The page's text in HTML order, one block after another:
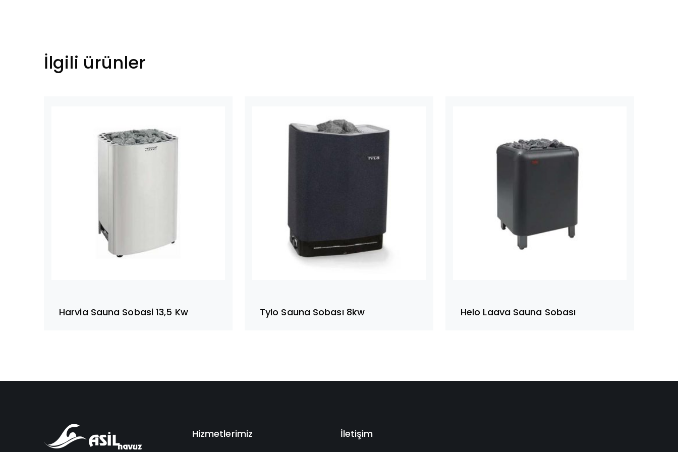
İlgili ürünler
Harvia Sauna Sobasi 13,5 Kw Tylo Sauna Sobası 8kw Helo Laava Sauna Sobası
Hizmetlerimiz İletişim